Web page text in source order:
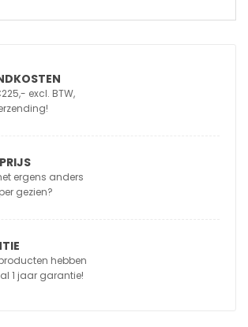
excl. BTW,
ergens anders
gezien?
hebben
1 jaar garantie!